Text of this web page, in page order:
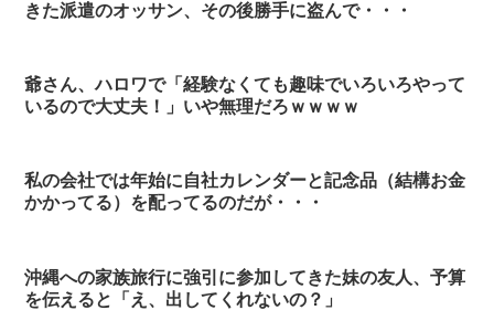
きた派遣のオッサン、その後勝手に盗んで・・・
爺さん、ハロワで「経験なくても趣味でいろいろやって
いるので大丈夫！」いや無理だろｗｗｗｗ
私の会社では年始に自社カレンダーと記念品（結構お金
かかってる）を配ってるのだが・・・
沖縄への家族旅行に強引に参加してきた妹の友人、予算
を伝えると「え、出してくれないの？」